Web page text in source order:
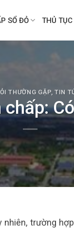
SỔ ĐỎ THỦ
THƯỜNG GẶP,TIN
nhiên, trường hợp